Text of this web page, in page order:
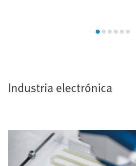
Industria electrónica